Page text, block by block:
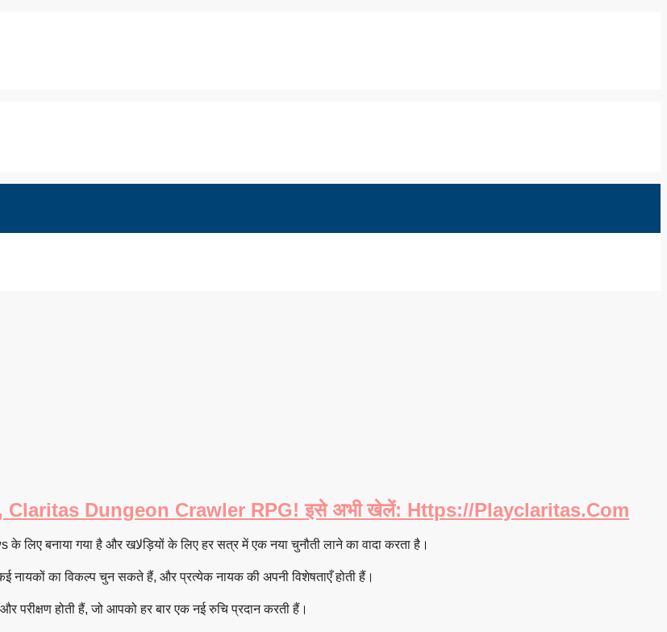
Claritas Dungeon Crawler RPG! इसे अभी खेलें: Https://playclaritas.com
क्या आप एक अद्भुत रोमांच की तलाश में हैं? Claritas RPG एक roguelite है जो Windows के लिए बनाया गया है और खلاड़ियों के लिए हर सत्र में एक नया चुनौती लाने का वादा करता है।
नायकों का विकल्प चुन सकते हैं, और प्रत्येक नायक की अपनी विशेषताएँ होती हैं।
होती हैं, जो आपको हर बार एक नई रुचि प्रदान करती हैं।